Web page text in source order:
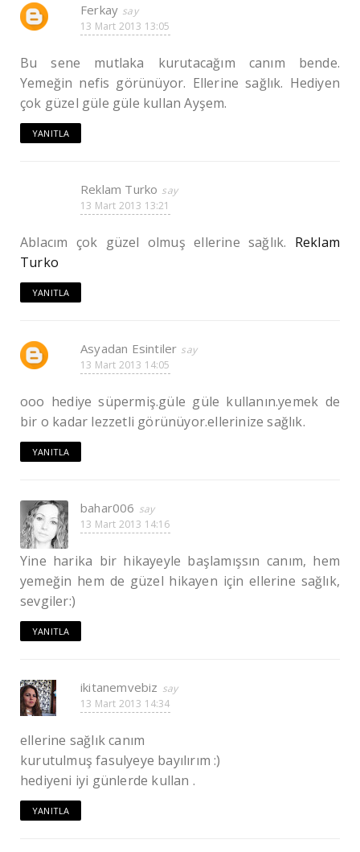
Ferkay
13 Mart 2013 13:05
Bu sene mutlaka kurutacağım canım bende.
Yemeğin nefis görünüyor. Ellerine sağlık. Hediyen
çok güzel güle güle kullan Ayşem.
YANITLA
Reklam Turko
13 Mart 2013 13:21
Ablacım çok güzel olmuş ellerine sağlık. Reklam
Turko
YANITLA
Asyadan Esintiler
13 Mart 2013 14:05
ooo hediye süpermiş.güle güle kullanın.yemek de
bir o kadar lezzetli görünüyor.ellerinize sağlık.
YANITLA
bahar006
13 Mart 2013 14:16
Yine harika bir hikayeyle başlamışsın canım, hem
yemeğin hem de güzel hikayen için ellerine sağlık,
sevgiler:)
YANITLA
ikitanemvebiz
13 Mart 2013 14:34
ellerine sağlık canım
kurutulmuş fasulyeye bayılırım :)
hediyeni iyi günlerde kullan .
YANITLA